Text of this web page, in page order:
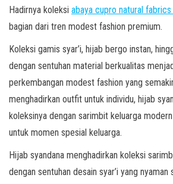
Hadirnya koleksi abaya cupro natural
bagian dari tren modest fashion premium.
Koleksi gamis syar’i, hijab bergo instan,
dengan sentuhan material berkualitas
perkembangan modest fashion yang
menghadirkan outfit untuk individu, hijab
koleksinya dengan sarimbit keluarga
untuk momen spesial keluarga.
Hijab syandana menghadirkan koleksi
dengan sentuhan desain syar’i yang nyaman